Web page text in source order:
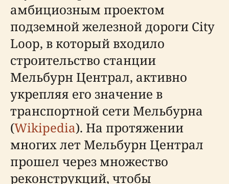
амбициозным проектом
подземной железной дороги City
Loop, в который входило
строительство станции
Мельбурн Централ, активно
укрепляя его значение в
транспортной сети Мельбурна
(Wikipedia). На протяжении
многих лет Мельбурн Централ
прошел через множество
реконструкций, чтобы